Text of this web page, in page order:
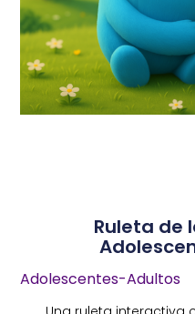
Ruleta de
Adolescentes-Adultos